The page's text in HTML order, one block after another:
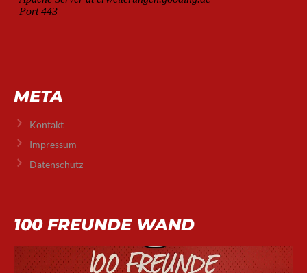
META
Kontakt
Impressum
Datenschutz
100 FREUNDE WAND